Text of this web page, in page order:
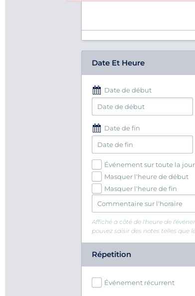
Date Et Heure
Date de début
Date de fin
Événement sur toute la
Masquer l'heure de début
Masquer l'heure de fin
Affiché à côté de l'heure de
pouvez saisir des notes telles que
Répetition
Événement récurrent
Failed to initialize plugin: wplink